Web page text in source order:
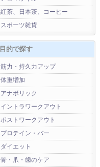
紅茶、日本茶、コーヒー
スポーツ雑貨
目的で探す
筋力・持久力アップ
体重増加
アナボリック
イントラワークアウト
ポストワークアウト
プロテイン・バー
ダイエット
骨・爪・歯のケア